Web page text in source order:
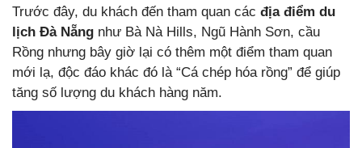
Trước đây, du khách đến tham quan các địa điểm du
lịch Đà Nẵng như Bà Nà Hills, Ngũ Hành Sơn, cầu
Rồng nhưng bây giờ lại có thêm một điểm tham quan
mới lạ, độc đáo khác đó là “Cá chép hóa rồng” để giúp
tăng số lượng du khách hàng năm.